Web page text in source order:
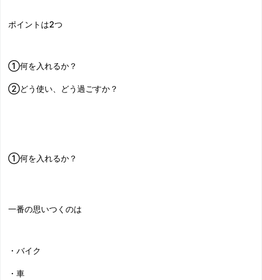
ポイントは2つ
①何を入れるか？
②どう使い、どう過ごすか？
①何を入れるか？
一番の思いつくのは
・バイク
・車